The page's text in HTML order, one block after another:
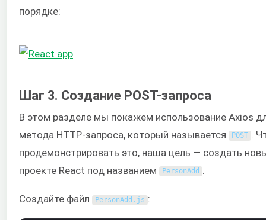
порядке:
Шаг 3. Создание POST-запроса
В этом разделе мы покажем использование Axios
метода HTTP-запроса, который называется
POST .
продемонстрировать это, наша цель — создать
проекте React под названием
PersonAdd .
Создайте файл PersonAdd . js :